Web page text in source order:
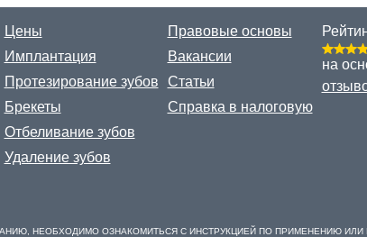
Цены
Имплантация
Протезирование зубов
Брекеты
Отбеливание зубов
Удаление зубов
Правовые основы
Вакансии
Статьи
Справка в налоговую
на
НЕОБХОДИМО ОЗНАКОМИТЬСЯ С ИНСТРУКЦИЕЙ ПО ПРИМЕНЕНИЮ ИЛИ